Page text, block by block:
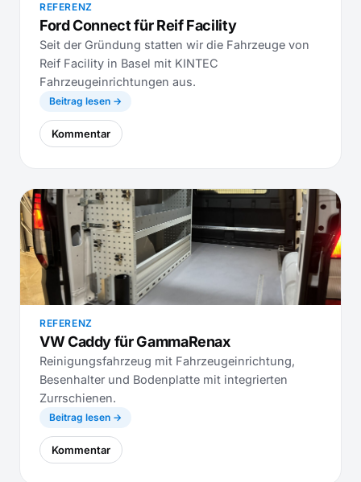
REFERENZ
Ford Connect für Reif Facility
Seit der Gründung statten wir die Fahrzeuge von
Reif Facility in Basel mit KINTEC
Fahrzeugeinrichtungen aus.
Beitrag lesen →
Kommentar
REFERENZ
VW Caddy für GammaRenax
Reinigungsfahrzeug mit Fahrzeugeinrichtung,
Besenhalter und Bodenplatte mit integrierten
Zurrschienen.
Beitrag lesen →
Kommentar